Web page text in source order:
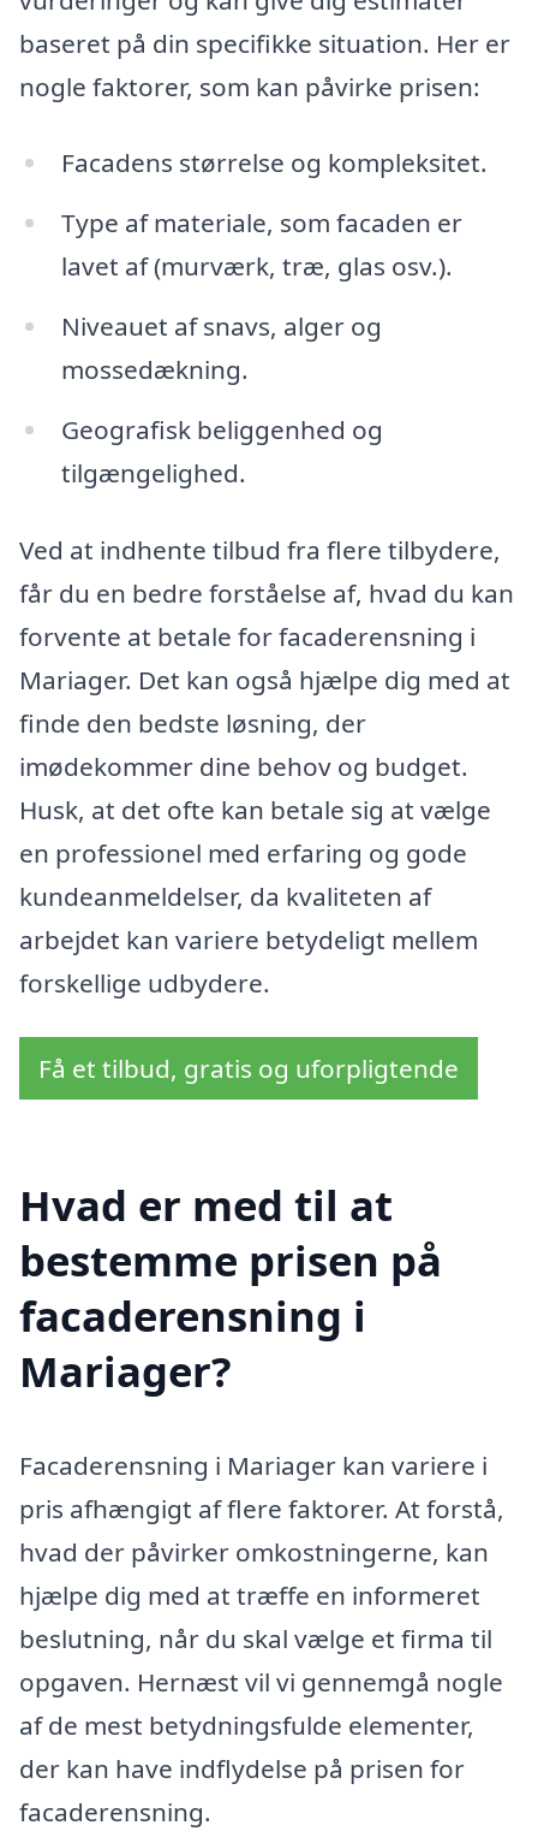
baseret på din specifikke situation. Her er
nogle faktorer, som kan påvirke prisen:
Facadens størrelse og kompleksitet.
Type af materiale, som facaden er
lavet af (murværk, træ, glas osv.).
Niveauet af snavs, alger og
mossedækning.
Geografisk beliggenhed og
tilgængelighed.
Ved at indhente tilbud fra flere tilbydere,
får du en bedre forståelse af, hvad du kan
forvente at betale for facaderensning i
Mariager. Det kan også hjælpe dig med at
finde den bedste løsning, der
imødekommer dine behov og budget.
Husk, at det ofte kan betale sig at vælge
en professionel med erfaring og gode
kundeanmeldelser, da kvaliteten af
arbejdet kan variere betydeligt mellem
forskellige udbydere.
Få et tilbud, gratis og uforpligtende
Hvad er med til at
bestemme prisen på
facaderensning i
Mariager?
Facaderensning i Mariager kan variere i
pris afhængigt af flere faktorer. At forstå,
hvad der påvirker omkostningerne, kan
hjælpe dig med at træffe en informeret
beslutning, når du skal vælge et firma til
opgaven. Hernæst vil vi gennemgå nogle
af de mest betydningsfulde elementer,
der kan have indflydelse på prisen for
facaderensning.